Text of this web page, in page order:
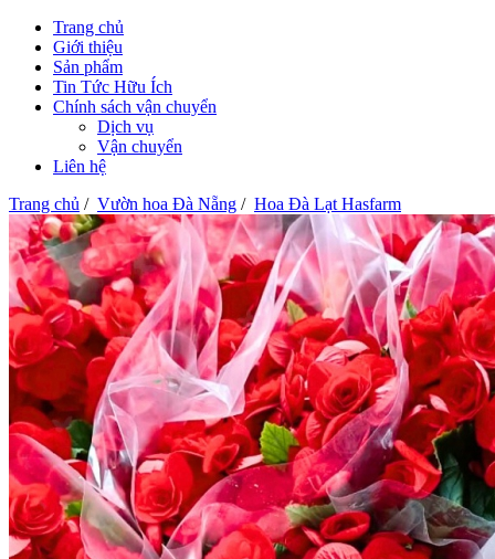
Trang chủ
Giới thiệu
Sản phẩm
Tin Tức Hữu Ích
Chính sách vận chuyển
Dịch vụ
Vận chuyển
Liên hệ
Trang chủ / Vườn hoa Đà Nẵng / Hoa Đà Lạt Hasfarm